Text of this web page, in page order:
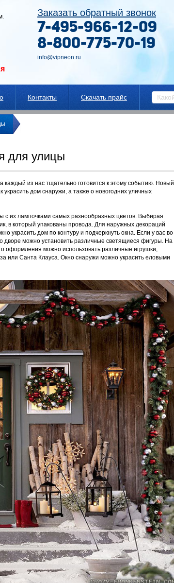
Заказать обратный звонок
7-495-966-12-09
8-800-775-70-19
info@vipneon.ru
Контакты Скачать прайс
для улицы
каждый из нас тщательно готовится к этому событию. Новый
дом снаружи, а также о новогодних уличных
с их лампочками самых разнообразных цветов. Выбирая
в который упакованы провода. Для наружных декораций
украсить дом по контуру и подчеркнуть окна. Если у вас во
дворе можно установить различные светящиеся фигуры. На
оформления можно использовать различные игрушки,
или Санта Клауса. Окно снаружи можно украсить еловыми